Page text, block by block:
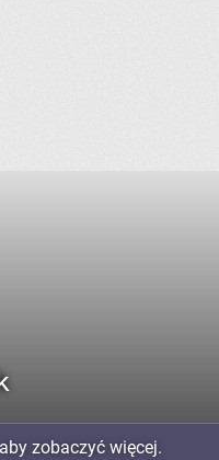
zobaczyć więcej.